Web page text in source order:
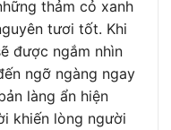
thảm cỏ xanh
tươi tốt. Khi
được ngắm nhìn
ngỡ ngàng ngay
làng ẩn hiện
khiến lòng người